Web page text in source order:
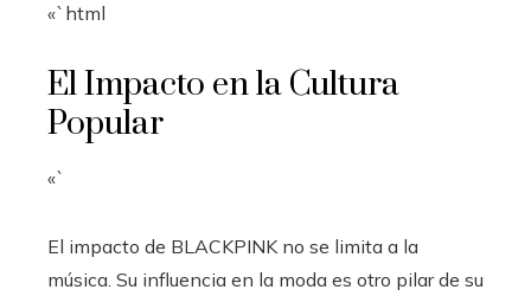
«`html
El Impacto en la Cultura
Popular
«`
El impacto de BLACKPINK no se limita a la
música. Su influencia en la moda es otro pilar de su